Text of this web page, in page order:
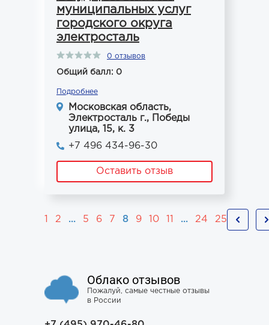
муниципальных услуг
городского округа
электросталь
0 отзывов
Общий балл: 0
Подробнее
Московская область,
Электросталь г., Победы
улица, 15, к. 3
+7 496 434-96-30
Оставить отзыв
2 ... 5 6 7 8 9 10 ... 24 25
Облако отзывов
Пожалуй, самые честные отзывы
в России